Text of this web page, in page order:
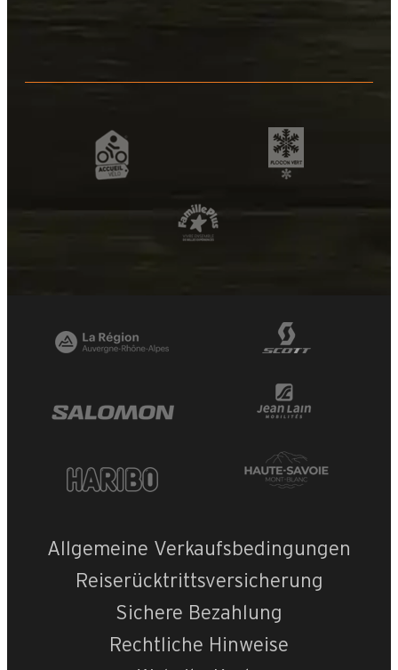
Allgemeine Verkaufsbedingungen
Reiserücktrittsversicherung
Sichere Bezahlung
Rechtliche Hinweise